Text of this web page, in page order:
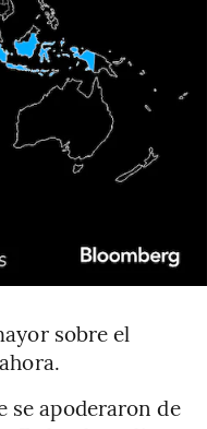
sobre el
se apoderaron de